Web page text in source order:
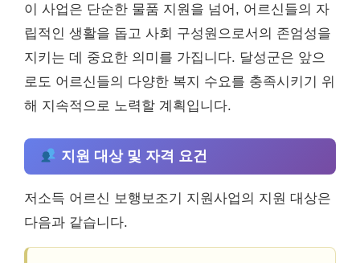
이 사업은 단순한 물품 지원을 넘어, 어르신들의 자
립적인 생활을 돕고 사회 구성원으로서의 존엄성을
지키는 데 중요한 의미를 가집니다. 달성군은 앞으
로도 어르신들의 다양한 복지 수요를 충족시키기 위
해 지속적으로 노력할 계획입니다.
지원 대상 및 자격 요건
저소득 어르신 보행보조기 지원사업의 지원 대상은
다음과 같습니다.